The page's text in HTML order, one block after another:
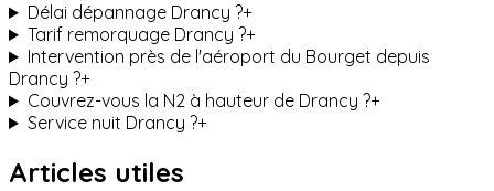
Délai dépannage Drancy ?+
Tarif remorquage Drancy ?+
Intervention près de l'aéroport du Bourget depuis
Drancy ?+
Couvrez-vous la N2 à hauteur de Drancy ?+
Service nuit Drancy ?+
Articles utiles